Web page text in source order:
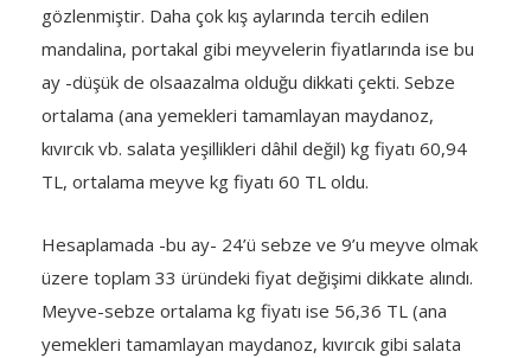
gözlenmiştir. Daha çok kış aylarında tercih edilen
mandalina, portakal gibi meyvelerin fiyatlarında ise bu
ay -düşük de olsaazalma olduğu dikkati çekti. Sebze
ortalama (ana yemekleri tamamlayan maydanoz,
kıvırcık vb. salata yeşillikleri dâhil değil) kg fiyatı 60,94
TL, ortalama meyve kg fiyatı 60 TL oldu.
Hesaplamada -bu ay- 24’ü sebze ve 9’u meyve olmak
üzere toplam 33 üründeki fiyat değişimi dikkate alındı.
Meyve-sebze ortalama kg fiyatı ise 56,36 TL (ana
yemekleri tamamlayan maydanoz, kıvırcık gibi salata